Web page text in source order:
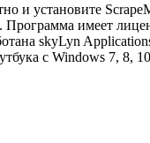
и установите
Программа имеет
skyLyn
с Windows 7, 8,